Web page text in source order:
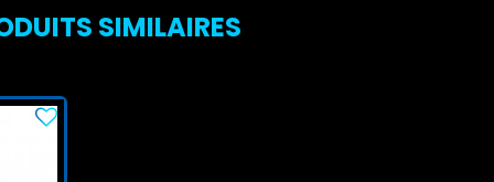
SIMILAIRES